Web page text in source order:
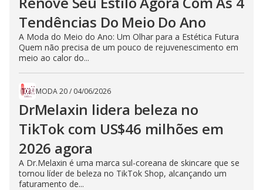
Tendências Do Meio Do Ano
A Moda do Meio do Ano: Um Olhar para a Estética Futura
Quem não precisa de um pouco de rejuvenescimento em
meio ao calor do...
MODA 20/ 04/06/2026
DrMelaxin lidera beleza no
TikTok com US$46 milhões em
2026 agora
A Dr.Melaxin é uma marca sul-coreana de skincare que se
tornou líder de beleza no TikTok Shop, alcançando um
faturamento de...